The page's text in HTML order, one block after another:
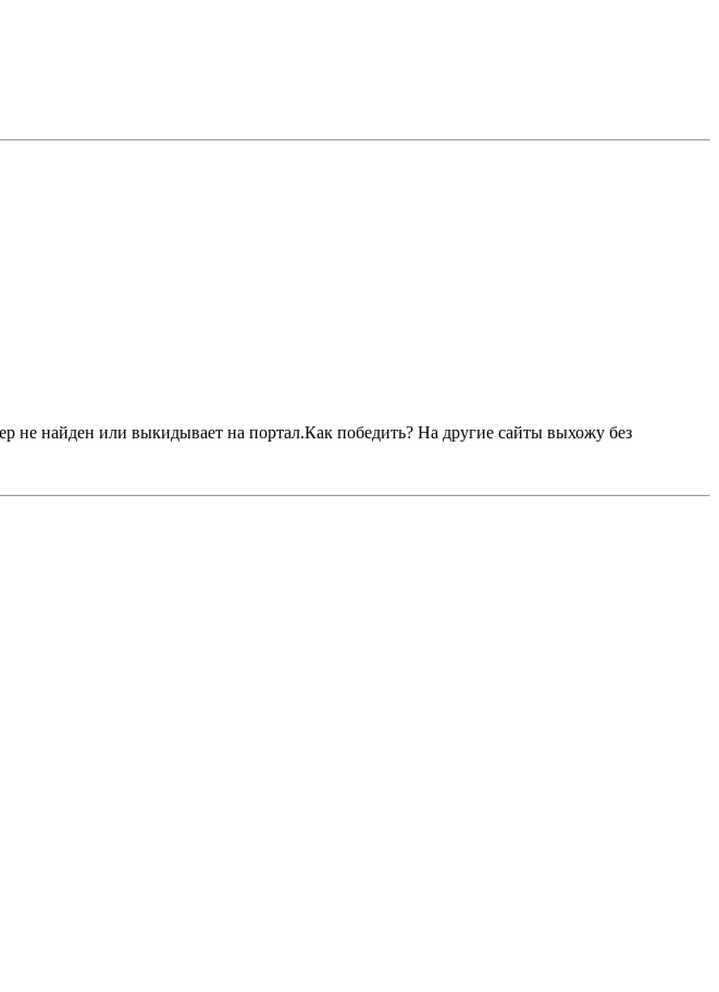
не найден или выкидывает на портал.Как победить? На другие сайты выхожу без